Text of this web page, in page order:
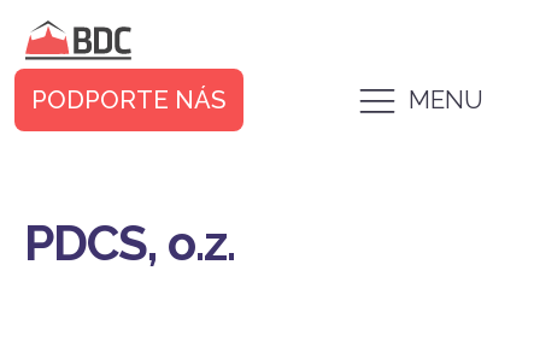
MENU
PODPORTE NÁS
PDCS, o.z.